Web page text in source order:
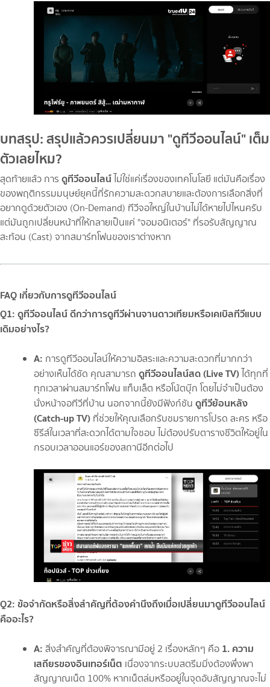
บทสรุป: สรุปแล้วควรเปลี่ยนมา "ดูทีวีออนไลน์" เต็ม
ตัวเลยไหม?
สุดท้ายแล้ว การ ดูทีวีออนไลน์ ไม่ใช่แค่เรื่องของเทคโนโลยี แต่มันคือเรื่อง
ของพฤติกรรมมนุษย์ยุคนี้ที่รักความสะดวกสบายและต้องการเลือกสิ่งที่
อยากดูด้วยตัวเอง (On-Demand) ทีวีจอใหญ่ในบ้านไม่ได้หายไปไหนครับ
แต่มันถูกเปลี่ยนหน้าที่ให้กลายเป็นแค่ "จอมอนิเตอร์" ที่รอรับสัญญาณ
สะท้อน (Cast) จากสมาร์ทโฟนของเราต่างหาก
FAQ เกี่ยวกับการดูทีวีออนไลน์
Q1: ดูทีวีออนไลน์ ดีกว่าการดูทีวีผ่านจานดาวเทียมหรือเคเบิลทีวีแบบ
เดิมอย่างไร?
A: การดูทีวีออนไลน์ให้ความอิสระและความสะดวกที่มากกว่า
อย่างเห็นได้ชัด คุณสามารถ ดูทีวีออนไลน์สด (Live TV) ได้ทุกที่
ทุกเวลาผ่านสมาร์ทโฟน แท็บเล็ต หรือโน้ตบุ๊ก โดยไม่จำเป็นต้อง
นั่งหน้าจอทีวีที่บ้าน นอกจากนี้ยังมีฟังก์ชัน ดูทีวีย้อนหลัง
(Catch-up TV) ที่ช่วยให้คุณเลือกรับชมรายการโปรด ละคร หรือ
ซีรีส์ในเวลาที่สะดวกได้ตามใจชอบ ไม่ต้องปรับตารางชีวิตให้อยู่ใน
กรอบเวลาออนแอร์ของสถานีอีกต่อไป
Q2: ข้อจำกัดหรือสิ่งสำคัญที่ต้องคำนึงถึงเมื่อเปลี่ยนมาดูทีวีออนไลน์
คืออะไร?
A: สิ่งสำคัญที่ต้องพิจารณามีอยู่ 2 เรื่องหลักๆ คือ 1. ความ
เสถียรของอินเทอร์เน็ต เนื่องจากระบบสตรีมมิ่งต้องพึ่งพา
สัญญาณเน็ต 100% หากเน็ตล่มหรืออยู่ในจุดอับสัญญาณจะไม่